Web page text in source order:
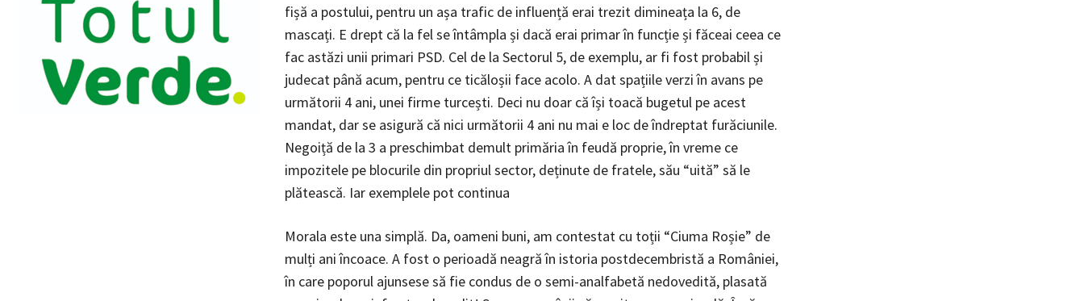
fișă a postului, pentru un așa trafic de influență erai trezit dimineața la 6, de
mascați. E drept că la fel se întâmpla și dacă erai primar în funcție și făceai ceea ce
fac astăzi unii primari PSD. Cel de la Sectorul 5, de exemplu, ar fi fost probabil și
judecat până acum, pentru ce ticăloșii face acolo. A dat spațiile verzi în avans pe
următorii 4 ani, unei firme turcești. Deci nu doar că își toacă bugetul pe acest
mandat, dar se asigură că nici următorii 4 ani nu mai e loc de îndreptat furăciunile.
Negoiță de la 3 a preschimbat demult primăria în feudă proprie, în vreme ce
impozitele pe blocurile din propriul sector, deținute de fratele, său “uită” să le
plătească. Iar exemplele pot continua
Morala este una simplă. Da, oameni buni, am contestat cu toții “Ciuma Roșie” de
mulți ani încoace. A fost o perioadă neagră în istoria postdecembristă a României,
în care poporul ajunsese să fie condus de o semi-analfabetă nedovedită, plasată